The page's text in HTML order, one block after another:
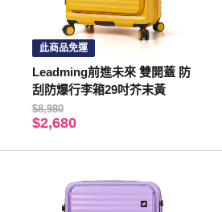
此商品免運
Leadming前進未來 雙開蓋 防
刮防爆行李箱29吋芥末黃
$8,980
$2,680